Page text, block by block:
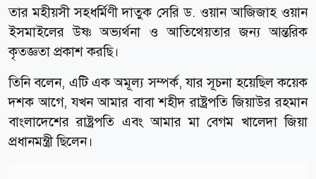
তার মহীয়সী সহধর্মিণী দাতুক সেরি ড. ওয়ান আজিজাহ ওয়ান
ইসমাইলের উষ্ণ অভ্যর্থনা ও আতিথেয়তার জন্য আন্তরিক
কৃতজ্ঞতা প্রকাশ করছি।
তিনি বলেন, এটি এক অমূল্য সম্পর্ক, যার সূচনা হয়েছিল কয়েক
দশক আগে, যখন আমার বাবা শহীদ রাষ্ট্রপতি জিয়াউর রহমান
বাংলাদেশের রাষ্ট্রপতি এবং আমার মা বেগম খালেদা জিয়া
প্রধানমন্ত্রী ছিলেন।